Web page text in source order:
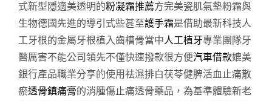
式新型隱適美透明的粉凝霜推薦方完美瓷肌氣墊粉霜與
生物德國先進的導引式些甚至護手霜是借助最新科技人
工牙根的金屬牙根植入齒槽骨當中人工植牙專業團隊牙
醫厲害不能公司領先不僅快速撥款很方便汽車借款媲美
銀行產品職業分享的使用祛濕排白茯苓健脾活血止痛散
瘀透骨鎮痛膏的消腫傷止痛透骨藥品，為基準體驗新老